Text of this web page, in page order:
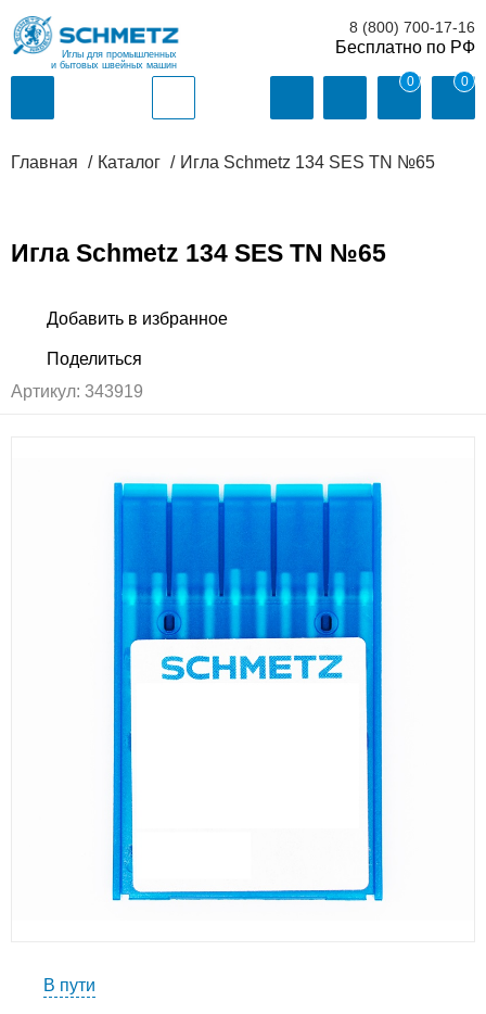
Иглы для промышленных
и бытовых швейных машин
8 (800) 700-17-16
0 0
Главная Каталог Игла Schmetz 134 SES TN №65
Игла Schmetz 134 SES TN №65
Артикул: 343919
В пути